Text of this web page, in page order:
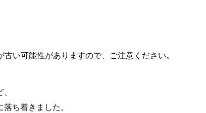
い可能性がありますので、ご注意ください。
ち着きました。